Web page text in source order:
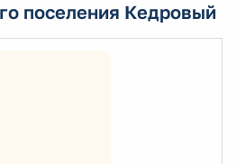
поселения Кедровый